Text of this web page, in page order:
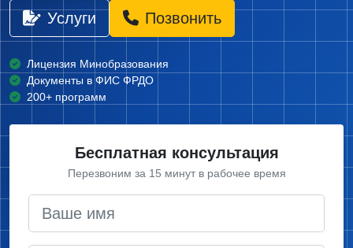
Услуги Позвонить
Лицензия Минобразования
Документы в ФИС ФРДО
200+ программ
Бесплатная консультация
Перезвоним за 15 минут в рабочее время